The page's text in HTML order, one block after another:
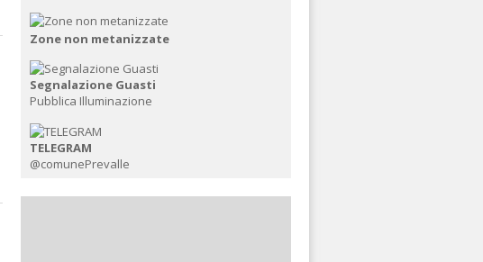
Zone non metanizzate
Segnalazione Guasti
Pubblica Illuminazione
TELEGRAM
@comunePrevalle